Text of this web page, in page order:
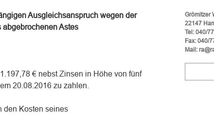
Ausgleichsanspruch wegen der
abgebrochenen Astes
€ nebst Zinsen in Höhe von fünf
20.08.2016 zu zahlen.
den Kosten seines
Grömitzer
22147
Tel: 040/
Fax: 040/
Mail: